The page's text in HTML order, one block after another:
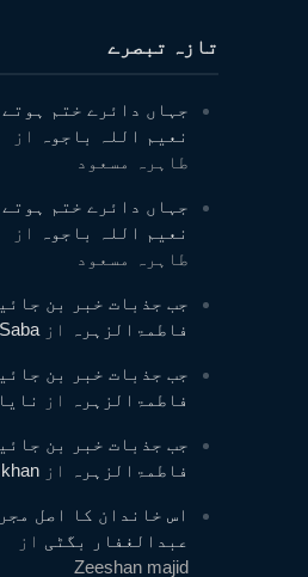
تازہ تبصرے
جہاں دائرے ختم
نعیم اللہ باجوہ
از
طاہرہ مسعود
جہاں دائرے ختم
نعیم اللہ باجوہ
از
طاہرہ مسعود
جب جذبات خبر بن
فاطمۃالزہرہ
ازSaba
جب جذبات خبر بن
فاطمۃالزہرہ
از
جب جذبات خبر بن
فاطمۃالزہرہ
از
اس خاندان کا اصل
عبدالغفار بگٹی از
Zeeshan majid